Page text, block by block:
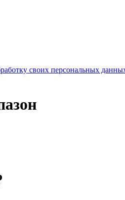
своих персональных